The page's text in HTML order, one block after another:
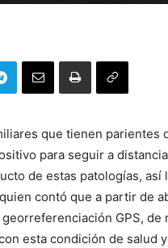
que tienen
para seguir a
de estas patologías, así
contó que a partir de
GPS,
esta condición de salud